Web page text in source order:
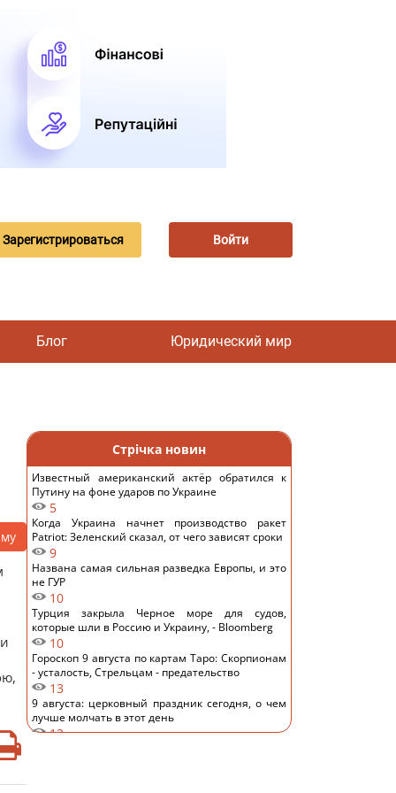
Зарегистрироваться Войти
Блог Юридический мир
Стрічка новин
Известный американский актёр обратился к
Путину на фоне ударов по Украине
5
Когда Украина начнет производство ракет
Patriot: Зеленский сказал, от чего зависят сроки
9
Названа самая сильная разведка Европы, и это
не ГУР
10
Турция закрыла Черное море для судов,
которые шли в Россию и Украину, - Bloomberg
10
Гороскоп 9 августа по картам Таро: Скорпионам
- усталость, Стрельцам - предательство
13
9 августа: церковный праздник сегодня, о чем
лучше молчать в этот день
12